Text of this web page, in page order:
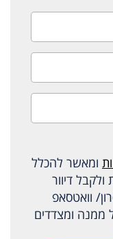
ומאשר להכלל
דיוור
וואטסאפ
ממנה ומצדדים